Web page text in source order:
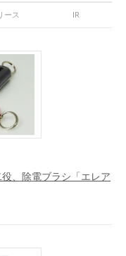
ース IR
、除電ブラシ「エレア